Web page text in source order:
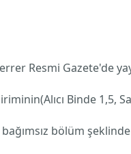
Resmi Gazete'de
Binde 1,5,
bölüm